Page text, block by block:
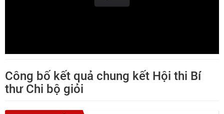
Công bố kết quả chung kết Hội thi Bí
thư Chi bộ giỏi